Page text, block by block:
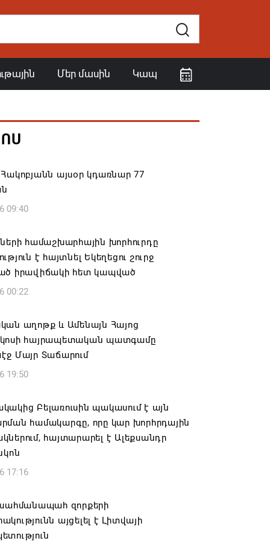
Մեր մասին Կապ
այսօր կդառնար 77
09:40
համաշխարհային խորհուրդը
է հայտնել Եկեղեցու շուրջ
իրավիճակի հետ կապված
00:22
աղոթք և Ամենայն Հայոց
հայրապետական պատգամը
Մայր Տաճարում
19:50
Բելառուսին պակասում է այն
համակարգը, որը կար խորհրդային
հայտարարել է Ալեքսանդր
17:16
զորքերի
այցելել է Լիտվայի